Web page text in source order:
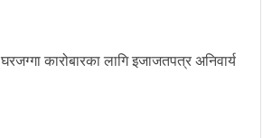
घरजग्गा कारोबारका लागि इजाजतपत्र अनिवार्य